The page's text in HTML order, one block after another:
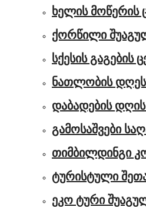
ხელის მოწერის
ქორწილი
სქესის გაგების
ნათლობის
დაბადების დღის
გამოსაშვები
თიმბილდინგი
ტურისტული
ეკო ტური